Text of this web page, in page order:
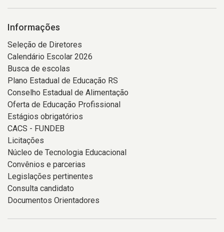
Informações
Seleção de Diretores
Calendário Escolar 2026
Busca de escolas
Plano Estadual de Educação RS
Conselho Estadual de Alimentação
Oferta de Educação Profissional
Estágios obrigatórios
CACS - FUNDEB
Licitações
Núcleo de Tecnologia Educacional
Convênios e parcerias
Legislações pertinentes
Consulta candidato
Documentos Orientadores